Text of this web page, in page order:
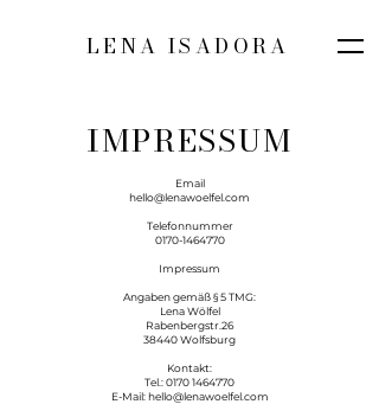
LENA ISADORA
IMPRESSUM
Email
hello@lenawoelfel.com
Telefonnummer
0170-1464770
Impressum
Angaben gemäß § 5 TMG:
Lena Wölfel
Rabenbergstr.26
38440 Wolfsburg
Kontakt:
Tel.:0170 1464770
E-Mail: hello@lenawoelfel.com